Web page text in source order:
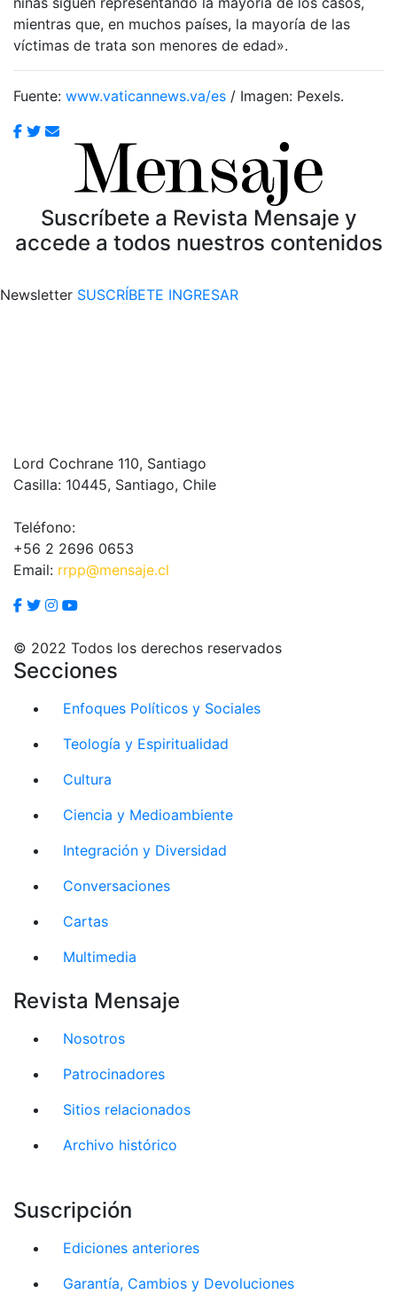
mientras que, en muchos países, la mayoría de las
víctimas de trata son menores de edad».
Fuente: www.vaticannews.va/es / Imagen: Pexels.
Suscríbete a Revista Mensaje y
accede a todos nuestros contenidos
Newsletter SUSCRÍBETE INGRESAR
Lord Cochrane 110, Santiago
Casilla: 10445, Santiago, Chile
Teléfono:
+56 2 2696 0653
Email: rrpp@mensaje.cl
© 2022 Todos los derechos reservados
Secciones
Enfoques Políticos y Sociales
Teología y Espiritualidad
Cultura
Ciencia y Medioambiente
Integración y Diversidad
Conversaciones
Cartas
Multimedia
Revista Mensaje
Nosotros
Patrocinadores
Sitios relacionados
Archivo histórico
Suscripción
Ediciones anteriores
Garantía, Cambios y Devoluciones